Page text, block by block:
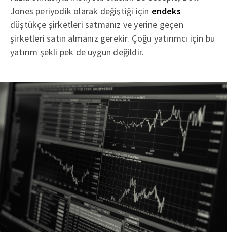
Jones periyodik olarak değiştiği için endeks
düştükçe şirketleri satmanız ve yerine geçen
şirketleri satın almanız gerekir. Çoğu yatırımcı için bu
yatırım şekli pek de uygun değildir.